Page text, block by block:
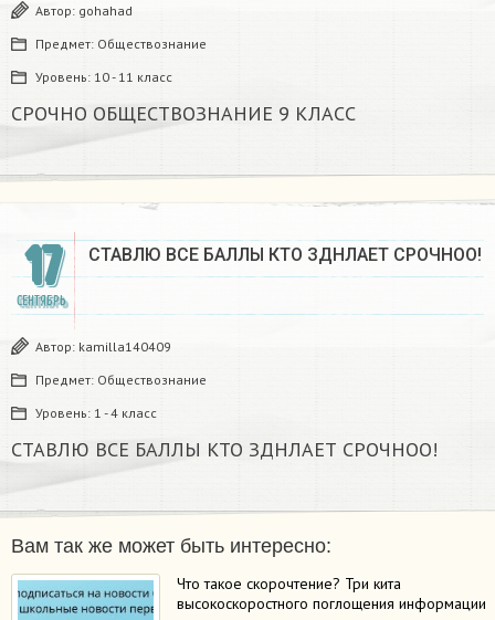
Автор: gohahad
Предмет: Обществознание
Уровень: 10 - 11 класс
СРОЧНО ОБЩЕСТВОЗНАНИЕ 9 КЛАСС​
17
СЕНТЯБРЬ
СТАВЛЮ ВСЕ БАЛЛЫ КТО ЗДНЛАЕТ СРОЧНОО!​
Автор: kamilla140409
Предмет: Обществознание
Уровень: 1 - 4 класс
СТАВЛЮ ВСЕ БАЛЛЫ КТО ЗДНЛАЕТ СРОЧНОО!​
Вам так же может быть интересно:
Что такое скорочтение? Три кита
высокоскоростного поглощения информации